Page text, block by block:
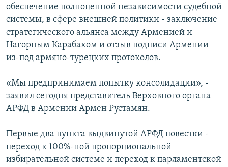
обеспечение полноценной независимости судебной
системы, в сфере внешней политики - заключение
стратегического альянса между Арменией и
Нагорным Карабахом и отзыв подписи Армении
из-под армяно-турецких протоколов.
«Мы предпринимаем попытку консолидации», -
заявил сегодня представитель Верховного органа
АРФД в Армении Армен Рустамян.
Первые два пункта выдвинутой АРФД повестки -
переход к 100%-ной пропорциональной
избирательной системе и переход к парламентской